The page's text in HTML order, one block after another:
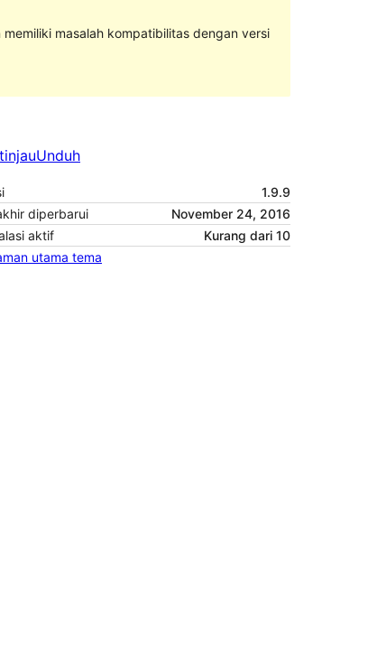
masalah kompatibilitas dengan versi
Unduh
1.9.9
diperbarui
November 24, 2016
aktif
Kurang dari 10
utama tema